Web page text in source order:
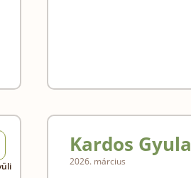
Kardos Gyula
2026. március